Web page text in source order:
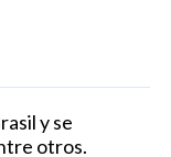
y se
otros.